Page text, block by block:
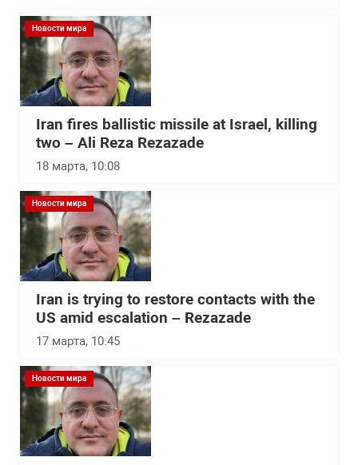
Новости мира
Iran fires ballistic missile at Israel, killing
two – Ali Reza Rezazade
18 марта, 10:08
Новости мира
Iran is trying to restore contacts with the
US amid escalation – Rezazade
17 марта, 10:45
Новости мира